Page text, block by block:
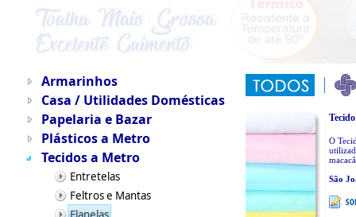
Armarinhos
Casa / Utilidades Domésticas
Papelaria e Bazar
Plásticos a Metro
Tecidos a Metro
Entretelas
Feltros e Mantas
O
São